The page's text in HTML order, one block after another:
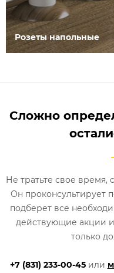
Розеты напольные
Сложно
Не тратьте свое
Он проконсультирует
подберет все
действующие акции и
только
+7 (831) 233-00-45или